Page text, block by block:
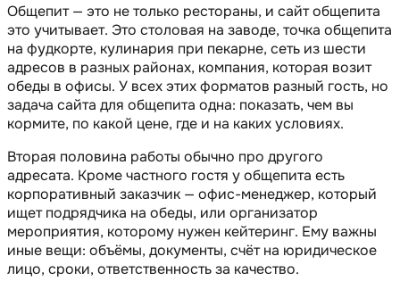
Общепит — это не только рестораны, и сайт общепита
это учитывает. Это столовая на заводе, точка общепита
на фудкорте, кулинария при пекарне, сеть из шести
адресов в разных районах, компания, которая возит
обеды в офисы. У всех этих форматов разный гость, но
задача сайта для общепита одна: показать, чем вы
кормите, по какой цене, где и на каких условиях.
Вторая половина работы обычно про другого
адресата. Кроме частного гостя у общепита есть
корпоративный заказчик — офис-менеджер, который
ищет подрядчика на обеды, или организатор
мероприятия, которому нужен кейтеринг. Ему важны
иные вещи: объёмы, документы, счёт на юридическое
лицо, сроки, ответственность за качество.